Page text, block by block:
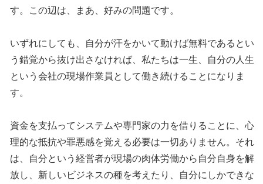
す。この辺は、まあ、好みの問題です。
いずれにしても、自分が汗をかいて動けば無料であるとい
う錯覚から抜け出さなければ、私たちは一生、自分の人生
という会社の現場作業員として働き続けることになりま
す。
資金を支払ってシステムや専門家の力を借りることに、心
理的な抵抗や罪悪感を覚える必要は一切ありません。それ
は、自分という経営者が現場の肉体労働から自分自身を解
放し、新しいビジネスの種を考えたり、自分にしかできな